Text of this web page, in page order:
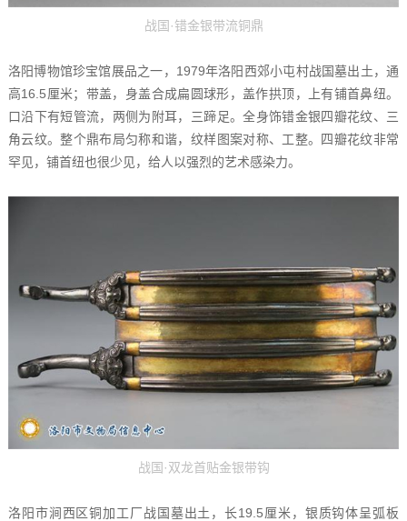
战国·错金银带流铜鼎
洛阳博物馆珍宝馆展品之一，1979年洛阳西郊小屯村战国墓出土，通
高16.5厘米；带盖，身盖合成扁圆球形，盖作拱顶，上有铺首鼻纽。
口沿下有短管流，两侧为附耳，三蹄足。全身饰错金银四瓣花纹、三
角云纹。整个鼎布局匀称和谐，纹样图案对称、工整。四瓣花纹非常
罕见，铺首纽也很少见，给人以强烈的艺术感染力。
战国·双龙首贴金银带钩
洛阳市涧西区铜加工厂战国墓出土，长19.5厘米，银质钩体呈弧板